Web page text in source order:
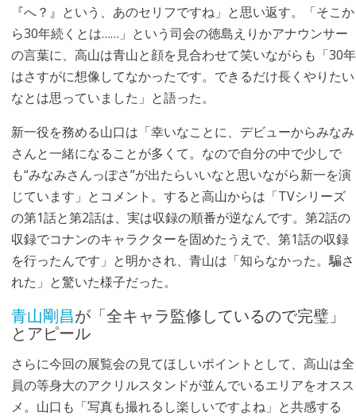
『へ？』という、あのセリフですね」と思い返す。「そこか
ら30年続くとは……」という司会の徳島えりかアナウンサー
の言葉に、高山は青山と顔を見合わせて笑いながらも「30年
はさすがに想像してなかったです。できるだけ長くやりたい
なとは思っていました」と語った。
新一役を務める山口は「幸いなことに、デビューからみなみ
さんと一緒になることが多くて。なので自分の中で少しで
も“みなみさんっぽさ”が出たらいいなと思いながら新一を演
じています」とコメント。すると高山からは「TVシリーズ
の第1話と第2話は、実は収録の順番が逆なんです。第2話の
収録でコナンのキャラクターを固めたうえで、第1話の収録
を行ったんです」と明かされ、青山は「知らなかった。騙さ
れた」と驚いた様子だった。
青山剛昌が「全キャラ監修しているので完璧」
とアピール
さらに今回の展覧会の見てほしいポイントとして、高山は全
員の等身大のアクリルスタンドが並んでいるエリアをオスス
メ。山口も「写真も撮れるし楽しいですよね」と共感する